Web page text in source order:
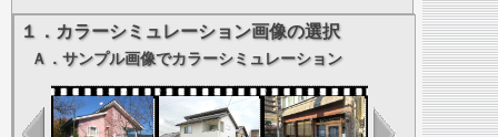
１．カラーシミュレーション画像の選択
Ａ．サンプル画像でカラーシミュレーション